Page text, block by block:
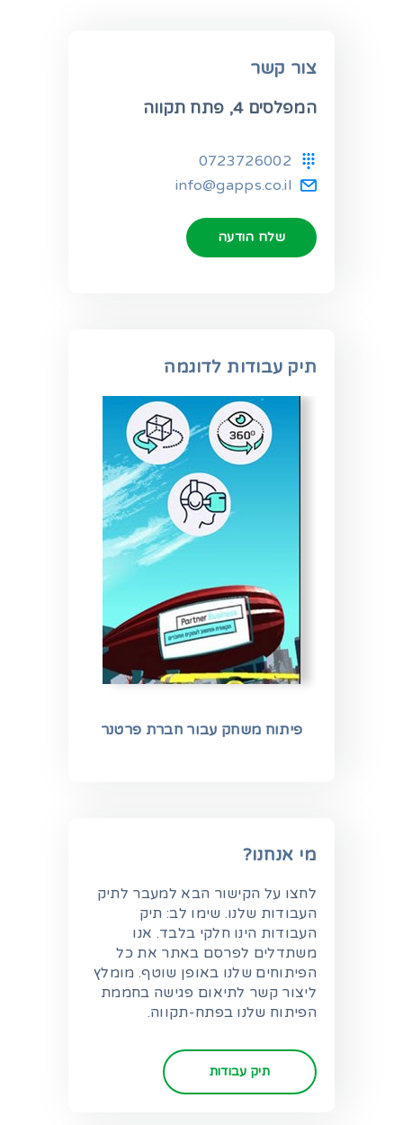
צור קשר
המפלסים 4, פתח תקווה
0723726002
info@gapps.co.il
שלח הודעה
תיק עבודות לדוגמה
פיתוח משחק עבור חברת פרטנר
מי אנחנו?
לחצו על הקישור הבא למעבר לתיק
העבודות שלנו. שימו לב: תיק
העבודות הינו חלקי בלבד. אנו
משתדלים לפרסם באתר את כל
הפיתוחים שלנו באופן שוטף. מומלץ
ליצור קשר לתיאום פגישה בחממת
הפיתוח שלנו בפתח-תקווה.
תיק עבודות